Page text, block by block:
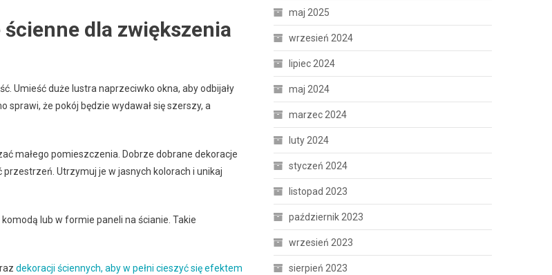
dla zwiększenia
Umieść duże lustra naprzeciwko okna, aby odbijały
sprawi, że pokój będzie wydawał się szerszy, a
małego pomieszczenia. Dobrze dobrane dekoracje
Utrzymuj je w jasnych kolorach i unikaj
lub w formie paneli na ścianie. Takie
dekoracji ściennych, aby w pełni cieszyć się efektem
maj 2025
wrzesień 2024
lipiec 2024
maj 2024
marzec 2024
luty 2024
styczeń 2024
listopad 2023
październik 2023
wrzesień 2023
sierpień 2023